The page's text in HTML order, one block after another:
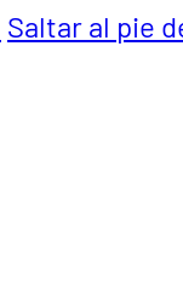
Saltar al pie